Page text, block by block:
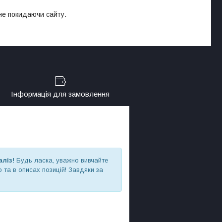
покидаючи сайту.
Інформація для замовлення
Будь ласка, уважно вивчайте
в описах позицій! Завдяки за